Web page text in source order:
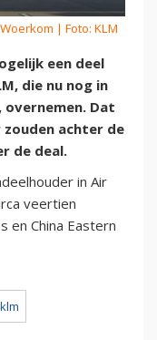
| Foto: KLM
een deel
die nu nog in
overnemen. Dat
zouden achter de
de deal.
in Air
veertien
en China Eastern